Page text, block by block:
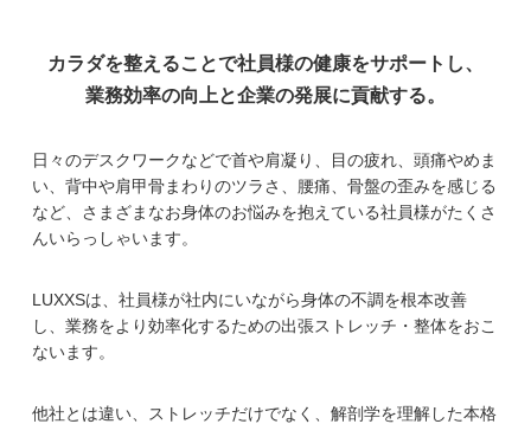
カラダを整えることで社員様の健康をサポートし、
業務効率の向上と企業の発展に貢献する。
日々のデスクワークなどで首や肩凝り、目の疲れ、頭痛やめま
い、背中や肩甲骨まわりのツラさ、腰痛、骨盤の歪みを感じる
など、さまざまなお身体のお悩みを抱えている社員様がたくさ
んいらっしゃいます。
LUXXSは、社員様が社内にいながら身体の不調を根本改善
し、業務をより効率化するための出張ストレッチ・整体をおこ
ないます。
他社とは違い、ストレッチだけでなく、解剖学を理解した本格